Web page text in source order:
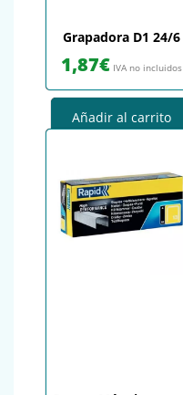
Grapadora D1 24/6
1,87€ IVA no incluidos
Añadir al carrito